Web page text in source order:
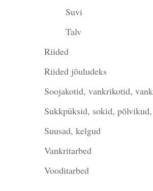
Suvi
Talv
Riided
Riided jõuludeks
Soojakotid, vankrikotid,
Sukkpüksid, sokid,
Suusad, kelgud
Vankritarbed
Vooditarbed